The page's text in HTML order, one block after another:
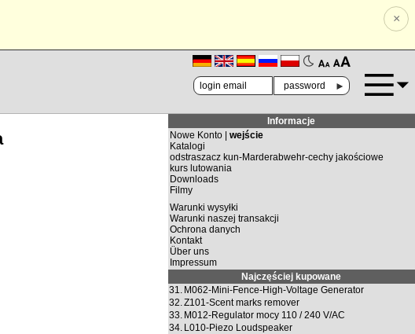
×
🗛 🗚
►
Informacje
Nowe Konto | wejście
Katalogi
odstraszacz kun-Marderabwehr-cechy jakościowe
kurs lutowania
Downloads
Filmy
Warunki wysyłki
Warunki naszej transakcji
Ochrona danych
Kontakt
Über uns
Impressum
Najczęściej kupowane
31. M062-Mini-Fence-High-Voltage Generator
32.Z101-Scent marks remover
33. M012-Regulator mocy 110 / 240 V/AC
34. L010-Piezo Loudspeaker